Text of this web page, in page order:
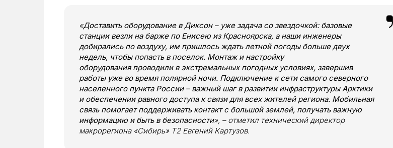
«Доставить оборудование в Диксон – уже задача со звездочкой: базовые
станции везли на барже по Енисею из Красноярска, а наши инженеры
добирались по воздуху, им пришлось ждать летной погоды больше двух
недель, чтобы попасть в поселок. Монтаж и настройку
оборудования проводили в экстремальных погодных условиях, завершив
работы уже во время полярной ночи. Подключение к сети самого северного
населенного пункта России – важный шаг в развитии инфраструктуры Арктики
и обеспечении равного доступа к связи для всех жителей региона. Мобильная
связь помогает поддерживать контакт с большой землей, получать важную
информацию и быть в безопасности», – отметил технический директор
макрорегиона «Сибирь» Т2 Евгений Картузов.